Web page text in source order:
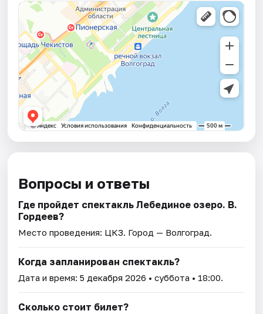
Вопросы и ответы
Где пройдет спектакль Лебединое озеро. В.
Гордеев?
Место проведения: ЦКЗ. Город — Волгоград.
Когда запланирован спектакль?
Дата и время:5 декабря 2026 • суббота • 18:00.
Сколько стоит билет?